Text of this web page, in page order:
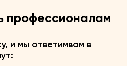
профессионалам
и мы ответимвам в